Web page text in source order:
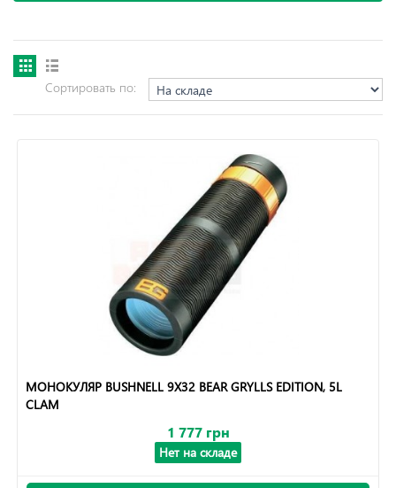
Сортировать по:
МОНОКУЛЯР BUSHNELL 9X32 BEAR GRYLLS EDITION, 5L
CLAM
1 777 грн
Нет на складе